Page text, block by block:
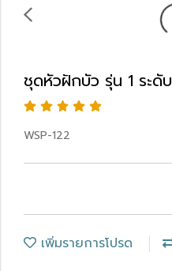
ชุดหัวฝักบัว รุ่น 1 ระดับ
WSP-122
เพิ่มรายการโปรด